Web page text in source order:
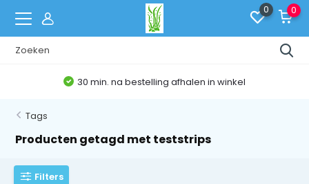
0 0
30 min. na bestelling afhalen in winkel
Tags
Producten getagd met teststrips
Filters